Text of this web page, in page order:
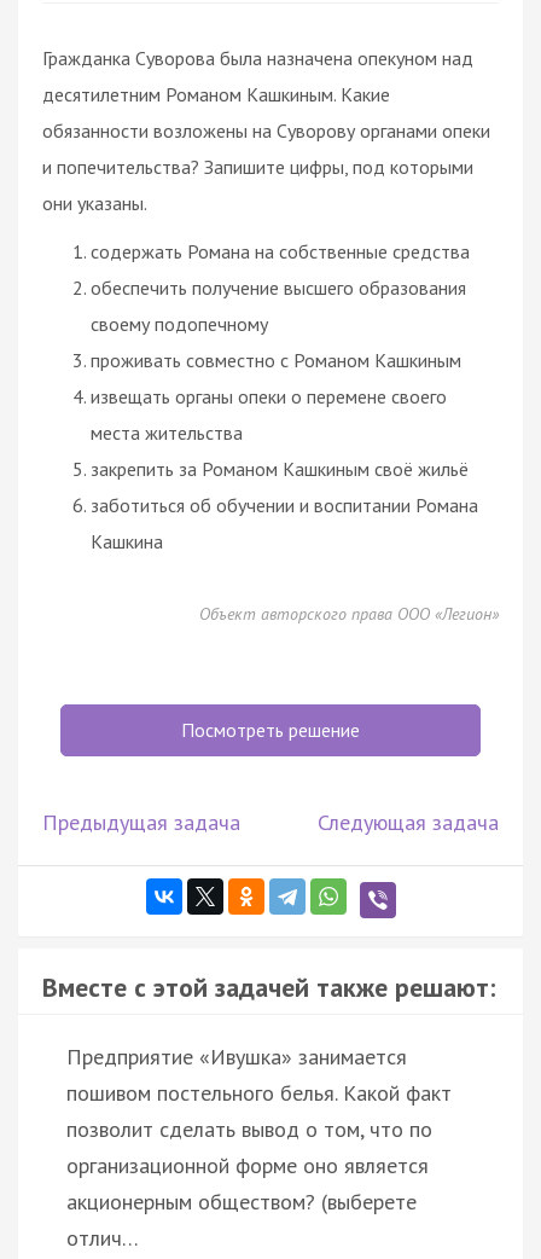
Гражданка Суворова была назначена опекуном над
десятилетним Романом Кашкиным. Какие
обязанности возложены на Суворову органами опеки
и попечительства? Запишите цифры, под которыми
они указаны.
содержать Романа на собственные средства
обеспечить получение высшего образования
своему подопечному
проживать совместно с Романом Кашкиным
извещать органы опеки о перемене своего
места жительства
закрепить за Романом Кашкиным своё жильё
заботиться об обучении и воспитании Романа
Кашкина
Объект авторского права ООО «Легион»
Посмотреть решение
Предыдущая задача Следующая задача
Вместе с этой задачей также решают:
Предприятие «Ивушка» занимается
пошивом постельного белья. Какой факт
позволит сделать вывод о том, что по
организационной форме оно является
акционерным обществом? (выберете
отлич…